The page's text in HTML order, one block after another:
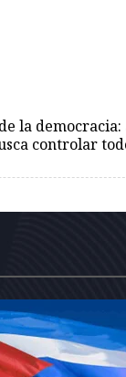
la
controlar